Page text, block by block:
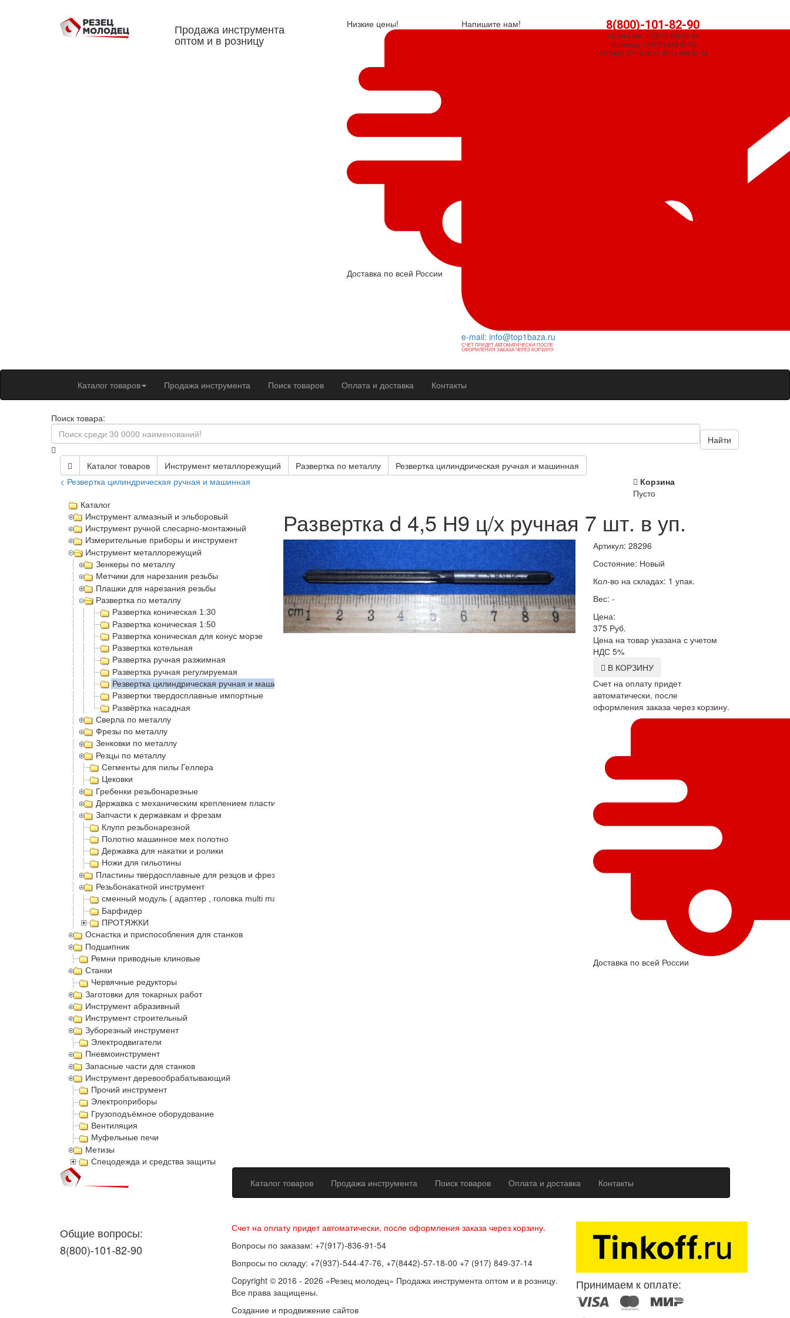
Продажа инструмента
оптом и в розницу
Низкие цены!
Доставка по всей России
Напишите нам!
e-mail: info@top1baza.ru
СЧЕТ ПРИДЕТ АВТОМАТИЧЕСКИ ПОСЛЕ
ОФОРМЛЕНИЯ ЗАКАЗА ЧЕРЕЗ КОРЗИНУ
8(800)-101-82-90
по заказам: +7(917)-836-91-54
по складу: +7(937)-544-47-76
+7(8442)-57-18-00 +7 (917) 849-37-14
Каталог товаров Продажа инструмента Поиск товаров Оплата и доставка Контакты
Поиск товара:
Найти
Каталог товаров Инструмент металлорежущий Развертка по металлу
Резвертка цилиндрическая ручная и машинная
< Резвертка цилиндрическая ручная и машинная
Корзина
Пусто
Каталог
Инструмент алмазный и эльборовый
Инструмент ручной слесарно-монтажный
Измерительные приборы и инструмент
Инструмент металлорежущий
Зенкеры по металлу
Метчики для нарезания резьбы
Плашки для нарезания резьбы
Развертка по металлу
Развертка коническая 1:30
Развертка коническая 1:50
Развертка коническая для конус морзе
Развертка котельная
Развертка ручная разжимная
Развертка ручная регулируемая
Резвертка цилиндрическая ручная и машинная
Развертки твердосплавные импортные
Развëртка насадная
Сверла по металлу
Фрезы по металлу
Зенковки по металлу
Резцы по металлу
Сегменты для пилы Геллера
Цековки
Гребенки резьбонарезные
Державка с механическим креплением пластин
Запчасти к державкам и фрезам
Клупп резьбонарезной
Полотно машинное мех полотно
Державка для накатки и ролики
Ножи для гильотины
Пластины твердосплавные для резцов и фрез
Резьбонакатной инструмент
сменный модуль ( адаптер , головка multi master )
Барфидер
ПРОТЯЖКИ
Оснастка и приспособления для станков
Подшипник
Ремни приводные клиновые
Станки
Червячные редукторы
Заготовки для токарных работ
Инструмент абразивный
Инструмент строительный
Зуборезный инструмент
Электродвигатели
Пневмоинструмент
Запасные части для станков
Инструмент деревообрабатывающий
Прочий инструмент
Электроприборы
Грузоподъёмное оборудование
Вентиляция
Муфельные печи
Метизы
Спецодежда и средства защиты
Развертка d 4,5 Н9 ц/х ручная 7 шт. в уп.
Артикул: 28296
Состояние: Новый
Кол-во на складах: 1 упак.
Вес: -
Цена:
375 Руб.
Цена на товар указана с учетом
НДС 5%
В КОРЗИНУ
Счет на оплату придет
автоматически, после
оформления заказа через корзину.
Доставка по всей России
Каталог товаров Продажа инструмента Поиск товаров Оплата и доставка Контакты
Общие вопросы:
8(800)-101-82-90
Счет на оплату придет автоматически, после оформления заказа через корзину.
Вопросы по заказам: +7(917)-836-91-54
Вопросы по складу: +7(937)-544-47-76, +7(8442)-57-18-00 +7 (917) 849-37-14
Copyright © 2016 - 2026 «Резец молодец» Продажа инструмента оптом и в розницу.
Все права защищены.
Создание и продвижение сайтов
Принимаем к оплате: